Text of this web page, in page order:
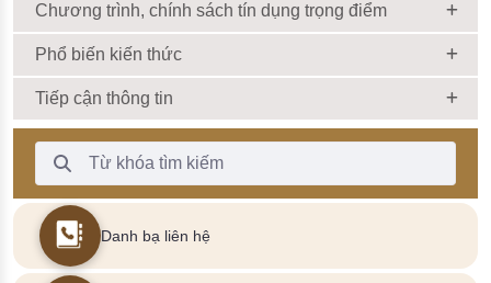
Chương trình, chính sách tín dụng trọng điểm
Phổ biến kiến thức
Tiếp cận thông tin
Thanh Tìm kiếm
Danh bạ liên hệ